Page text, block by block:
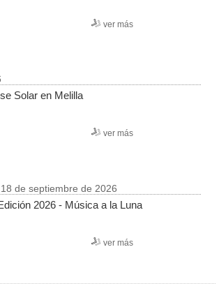
ver más
Solar en Melilla
ver más
de septiembre de 2026
2026 - Música a la Luna
ver más